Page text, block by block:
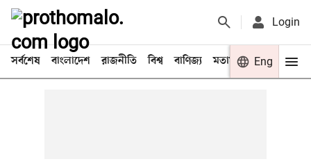
Login
সর্বশেষ বাংলাদেশ রাজনীতি বিশ্ব বাণিজ্য মতামত খেলা
Eng